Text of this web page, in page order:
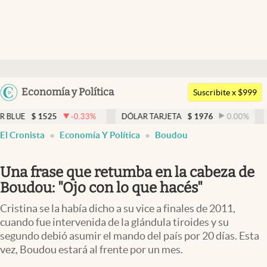
Argentina
Uruguay
Economía y Política
Members
Economía y Política
Finanzas y Mercados
Negocios
Columnistas
Otras secciones
Apertura
Suscribite x $999
-0.33% DÓLAR TARJETA $ 1976 0.00% DÓLAR MEP
El Cronista Economía Y Política Boudou
Una frase que retumba en la cabeza de
Boudou: "Ojo con lo que hacés"
Cristina se la había dicho a su vice a finales de 2011,
cuando fue intervenida de la glándula tiroides y su
segundo debió asumir el mando del país por 20 días. Esta
vez, Boudou estará al frente por un mes.